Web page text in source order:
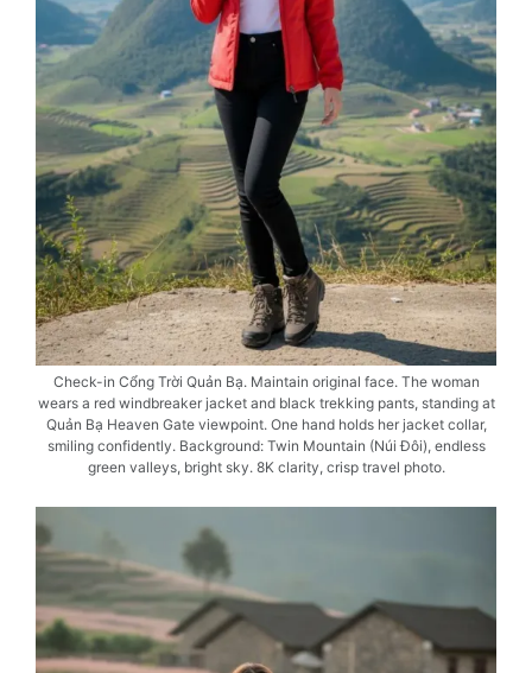
Check-in Cổng Trời Quản Bạ. Maintain original face. The woman
wears a red windbreaker jacket and black trekking pants, standing at
Quản Bạ Heaven Gate viewpoint. One hand holds her jacket collar,
smiling confidently. Background: Twin Mountain (Núi Đôi), endless
green valleys, bright sky. 8K clarity, crisp travel photo.